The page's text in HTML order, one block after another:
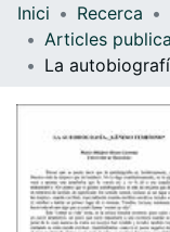
Inici Recerca